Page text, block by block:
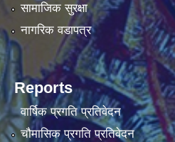
सामाजिक सुरक्षा
नागरिक वडापत्र
Reports
वार्षिक प्रगति प्रतिवेदन
चौमासिक प्रगति प्रतिवेदन